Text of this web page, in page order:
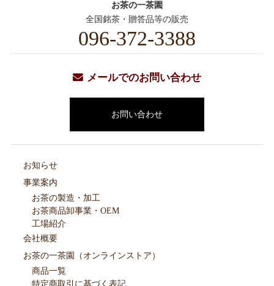
お茶の一茶園
全国銘茶・贈答品等の販売
096-372-3388
メールでのお問い合わせ
お問い合わせ
お知らせ
事業案内
お茶の製造・加工
お茶商品卸事業・OEM
工場紹介
会社概要
お茶の一茶園（オンラインストア）
商品一覧
特定商取引に基づく表記